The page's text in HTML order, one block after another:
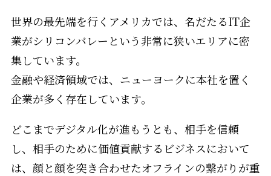
世界の最先端を行くアメリカでは、名だたるIT企
業がシリコンバレーという非常に狭いエリアに密
集しています。
金融や経済領域では、ニューヨークに本社を置く
企業が多く存在しています。
どこまでデジタル化が進もうとも、相手を信頼
し、相手のために価値貢献するビジネスにおいて
は、顔と顔を突き合わせたオフラインの繋がりが重